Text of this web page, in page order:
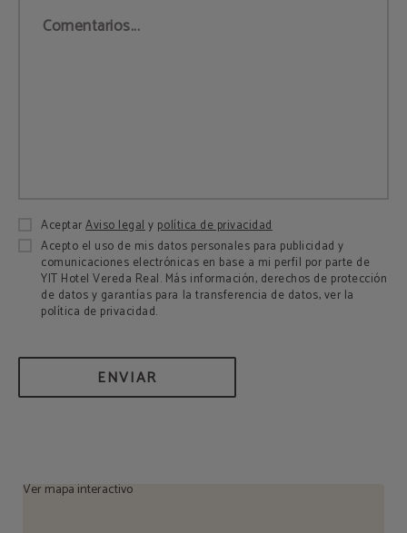
Comentarios...
AceptarAviso legaly política de privacidad
Acepto el uso de mis datos personales para publicidad y
comunicaciones electrónicas en base a mi perfil por parte de
YIT Hotel Vereda Real. Más información, derechos de protección
de datos y garantías para la transferencia de datos, ver la
política de privacidad.
ENVIAR
Ver mapa interactivo